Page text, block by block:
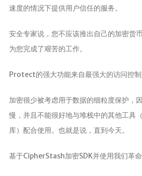
速度的情况下提供用户信任的服务。
安全专家说，您不应该推出自己的加密货
为您完成了艰苦的工作。
Protect的强大功能来自最强大的访问控制
加密很少被考虑用于数据的细粒度保护，
慢，并且不能很好地与堆栈中的其他工具
库）配合使用。也就是说，直到今天。
基于CipherStash加密SDK并使用我们革